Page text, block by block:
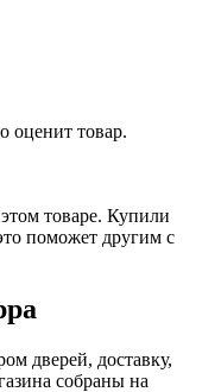
оценит товар.
товаре. Купили
поможет другим с
дверей, доставку,
собраны на